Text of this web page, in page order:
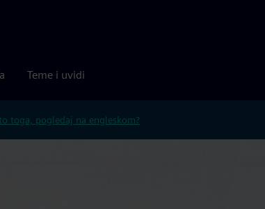
Teme i uvidi
toga, pogledaj na engleskom?